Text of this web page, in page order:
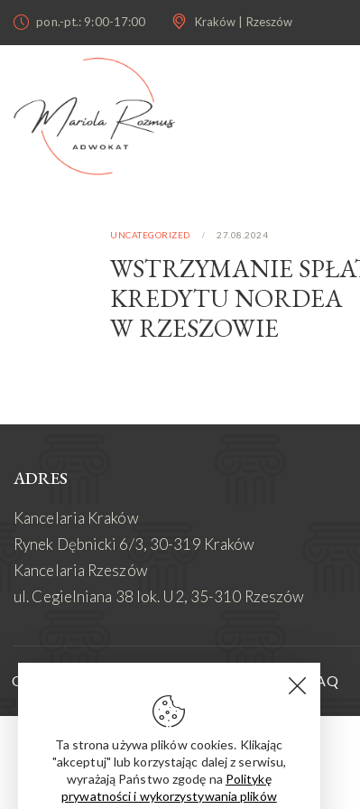
pon.-pt.: 9:00-17:00 Kraków | Rzeszów
UNCATEGORIZED 27.08.2024
WSTRZYMANIE
KREDYTU NORDEA
W RZESZOWIE
ADRES
Kancelaria Kraków
Rynek Dębnicki 6/3, 30-319 Kraków
Kancelaria Rzeszów
ul. Cegielniana 38 lok. U2, 35-310 Rzeszów
O mnie FAQ
Ta strona używa plików cookies. Klikając
"akceptuj" lub korzystając dalej z serwisu,
wyrażają Państwo zgodę na Politykę
prywatności i wykorzystywania plików